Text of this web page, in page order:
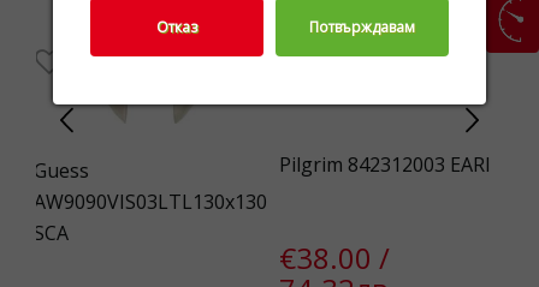
Guess
AW9090VIS03LTL130x130
SCA
Pilgrim 842312003 EARI
€38.00 /
Отказ Потвърждавам